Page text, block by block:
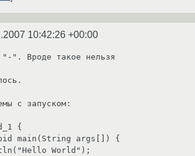
10:42:26 +00:00
"-". Вроде такое нельзя
с запуском:
{
main(String args[]) {
World");